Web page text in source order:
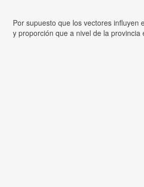
Por supuesto que los vectores
y proporción que a nivel de la provincia